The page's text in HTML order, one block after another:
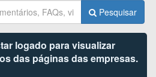
Pesquisar
logado para visualizar
das páginas das empresas.